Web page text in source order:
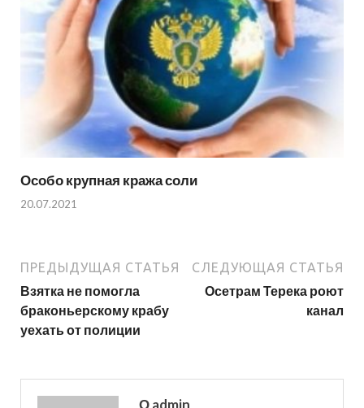
Особо крупная кража соли
20.07.2021
ПРЕДЫДУЩАЯ СТАТЬЯ
Взятка не помогла
браконьерскому крабу
уехать от полиции
СЛЕДУЮЩАЯ СТАТЬЯ
Осетрам Терека роют
канал
О admin